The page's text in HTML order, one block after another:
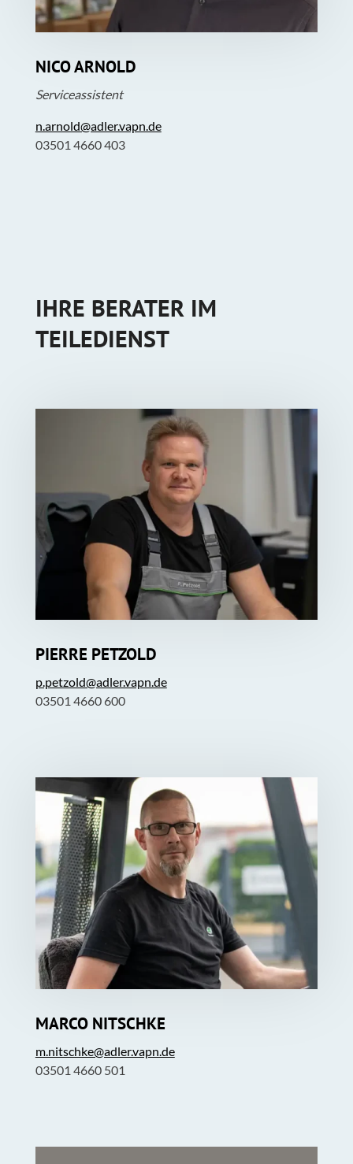
NICO ARNOLD
Serviceassistent
n.arnold@adler.vapn.de
03501 4660 403
IHRE BERATER IM
TEILEDIENST
PIERRE PETZOLD
p.petzold@adler.vapn.de
03501 4660 600
MARCO NITSCHKE
m.nitschke@adler.vapn.de
03501 4660 501